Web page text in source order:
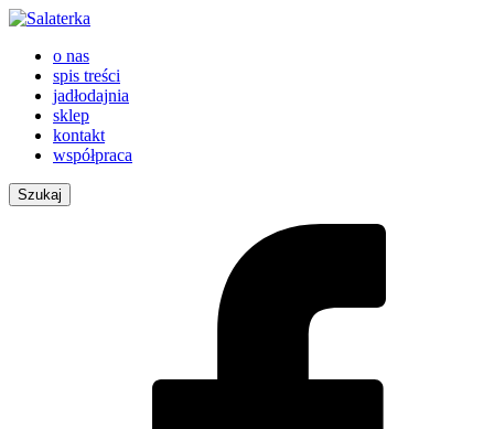
o nas
spis treści
jadłodajnia
sklep
kontakt
współpraca
Szukaj